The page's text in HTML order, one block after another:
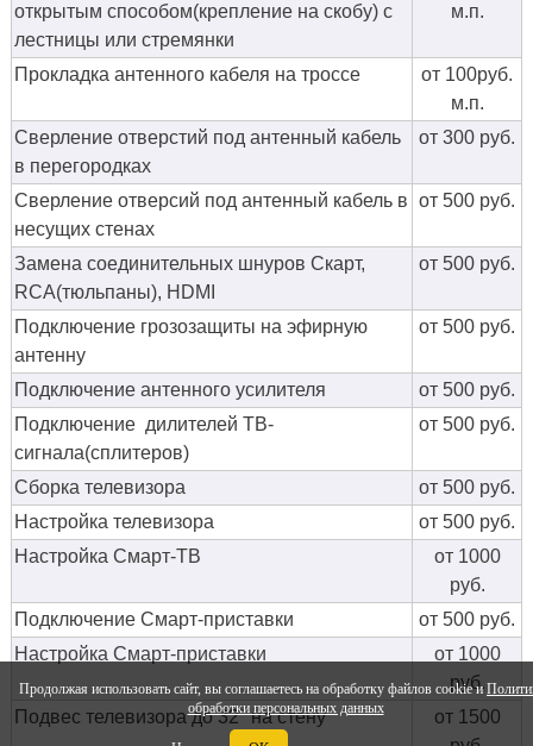
Продолжая использовать сайт, вы соглашаетесь на обработку файлов cookie и
обработки персональных данных
открытым способом(крепление на скобу) с
лестницы или стремянки
м.п.
Прокладка антенного кабеля на троссе
от 100руб.
м.п.
Сверление отверстий под антенный кабель
в перегородках
от 300 руб.
Сверление отверсий под антенный кабель в
несущих стенах
от 500 руб.
Замена соединительных шнуров Скарт,
RCA(тюльпаны), HDMI
от 500 руб.
Подключение грозозащиты на эфирную
антенну
от 500 руб.
Подключение антенного усилителя
от 500 руб.
Подключение дилителей ТВ-
сигнала(сплитеров)
от 500 руб.
Сборка телевизора
от 500 руб.
Настройка телевизора
от 500 руб.
Настройка Смарт-ТВ
от 1000
руб.
Подключение Смарт-приставки
от 500 руб.
Настройка Смарт-приставки
от 1000
руб.
Подвес телевизора до 32" на стену
от 1500